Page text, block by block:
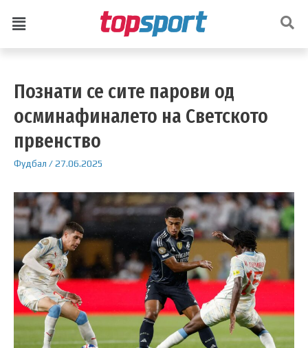
Познати се сите парови од
осминафиналето на Светското
првенство
Фудбал /27.06.2025